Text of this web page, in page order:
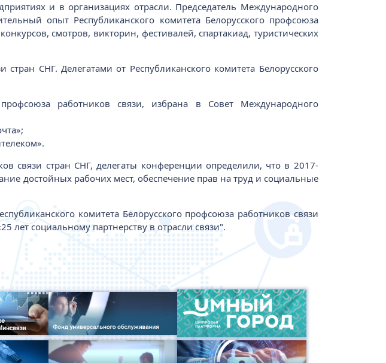
и в организациях отрасли. Председатель Международного
опыт Республиканского комитета Белорусского профсоюза
смотров, викторин, фестивалей, спартакиад, туристических
СНГ. Делегатами от Республиканского комитета Белорусского
профсоюза работников связи, избрана в Совет Международного
связи стран СНГ, делегаты конференции определили, что в 2017-
достойных рабочих мест, обеспечение прав на труд и социальные
комитета Белорусского профсоюза работников связи
лет социальному партнерству в отрасли связи".